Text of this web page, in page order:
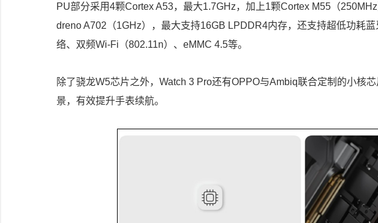
PU部分采用4颗Cortex A53，最大1.7GHz，加上1颗Cortex M55（
dreno A702（1GHz），最大支持16GB LPDDR4内存，还支持超低功耗
络、双频Wi-Fi（802.11n）、eMMC 4.5等。
除了骁龙W5芯片之外，Watch 3 Pro还有OPPO与Ambiq联合定制的小核
景，有效提升手表续航。